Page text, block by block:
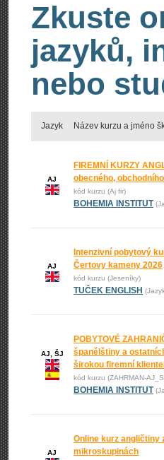
Zkuste
jazyků,
nebo
Jazyk Název kurzu a jméno
AJ
FIREMNÍ KURZY
obecného,
kód kurzu (Aj fir)
BOHEMIA INSTITUT
AJ
Intenzivní pobytový
Čertovy kameny 2026
kód kurzu (Jeseníky)
TUČEK ENGLISH
AJ, ŠJ
POBYTOVÉ
španělštiny a
širokou firemní
kód kurzu (ZAHRMAN-
BOHEMIA INSTITUT
AJ
Online kurz angličtiny
mikroskupinách